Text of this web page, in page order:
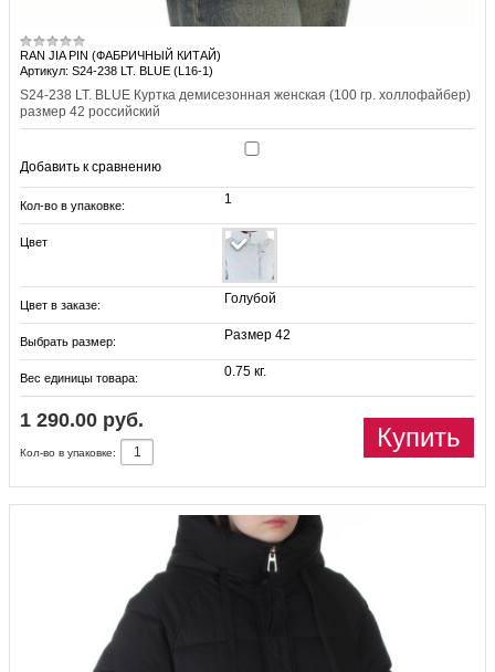
RAN JIA PIN (ФАБРИЧНЫЙ КИТАЙ)
Артикул: S24-238 LT. BLUE (L16-1)
S24-238 LT. BLUE Куртка демисезонная женская (100 гр. холлофайбер)
размер 42 российский
Добавить к сравнению
Кол-во в упаковке: 1
Цвет
Цвет в заказе: Голубой
Выбрать размер: Размер 42
Вес единицы товара: 0.75 кг.
1 290.00 руб.
Купить
Кол-во в упаковке: